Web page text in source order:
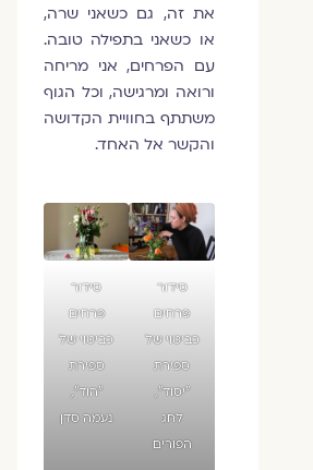
את זה, גם כשאני שרה,
או כשאני בתפילה טובה.
עם הפרחים, אני מריחה
ורואה ומרגישה, וכל הגוף
משתתף בחוויית הקדושה
והקשר אל האחד.
סידור
פרחים
כביטוי של
ספירת
״יסוד״,
לחג
הפורים
סידור
פרחים
כביטוי של
ספירת
״הוד״,
נעמה סדן